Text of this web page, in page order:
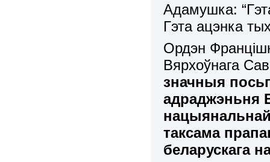
Адамушка:
Гэта ацэнка
Ордэн
Вярхоўнага
значныя
адраджэньня
таксама
беларускага